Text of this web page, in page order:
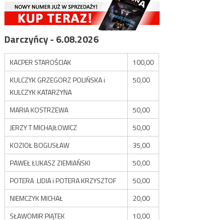
Darczyńcy - 6.08.2026
KACPER STAROŚCIAK
100,00
KULCZYK GRZEGORZ POLIŃSKA i
KULCZYK KATARZYNA
50,00
MARIA KOSTRZEWA
50,00
JERZY T MICHAJŁOWICZ
50,00
KOZIOŁ BOGUSŁAW
35,00
PAWEŁ ŁUKASZ ZIEMIAŃSKI
50,00
POTERA LIDIA i POTERA KRZYSZTOF
50,00
NIEMCZYK MICHAŁ
20,00
SŁAWOMIR PIĄTEK
10,00